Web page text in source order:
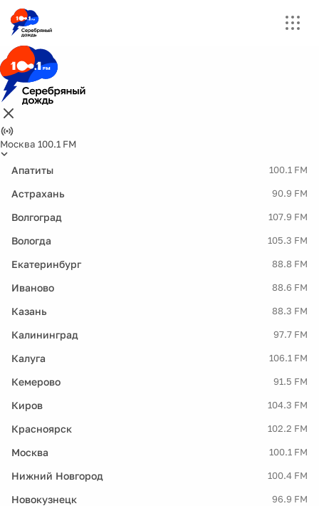
Москва 100.1 FM
Апатиты 100.1 FM
Астрахань 90.9 FM
Волгоград 107.9 FM
Вологда 105.3 FM
Екатеринбург 88.8 FM
Иваново 88.6 FM
Казань 88.3 FM
Калининград 97.7 FM
Калуга 106.1 FM
Кемерово 91.5 FM
Киров 104.3 FM
Красноярск 102.2 FM
Москва 100.1 FM
Нижний Новгород 100.4 FM
Новокузнецк 96.9 FM